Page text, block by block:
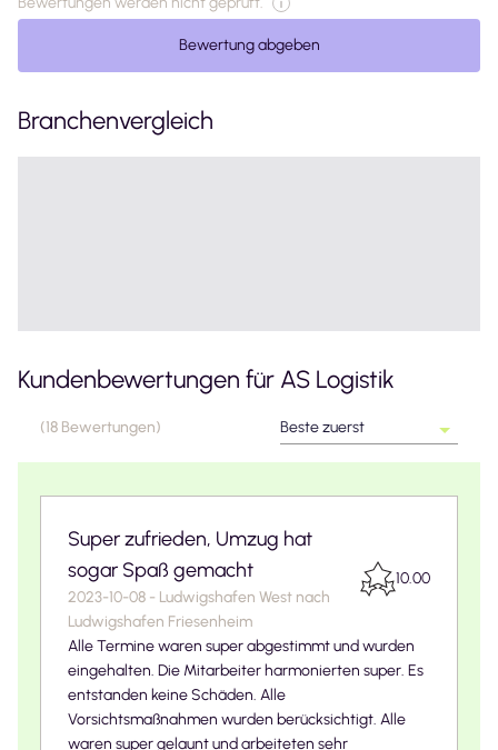
Bewertung abgeben
Branchenvergleich
Kundenbewertungen für AS Logistik
(18 Bewertungen) Beste zuerst
Super zufrieden, Umzug hat
sogar Spaß gemacht
2023-10-08 - Ludwigshafen West nach
Ludwigshafen Friesenheim
10.00
Alle Termine waren super abgestimmt und wurden
eingehalten. Die Mitarbeiter harmonierten super. Es
entstanden keine Schäden. Alle
Vorsichtsmaßnahmen wurden berücksichtigt. Alle
waren super gelaunt und arbeiteten sehr